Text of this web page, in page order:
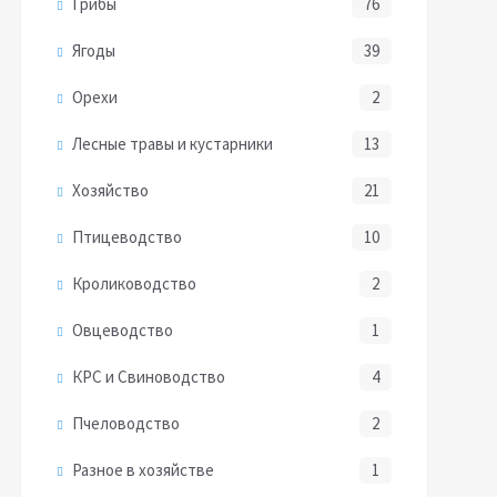
Ягоды 39
Орехи 2
Лесные травы и кустарники 13
Хозяйство 21
Птицеводство 10
Кролиководство 2
Овцеводство 1
КРС и Свиноводство 4
Пчеловодство 2
Разное в хозяйстве 1